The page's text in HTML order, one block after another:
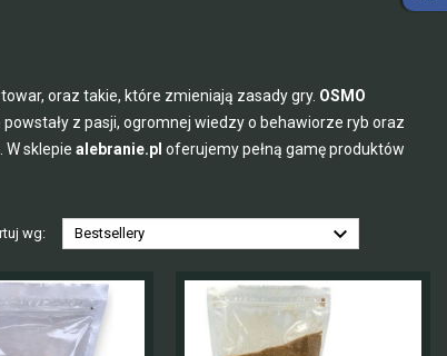
oraz takie, które zmieniają zasady gry. OSMO
z pasji, ogromnej wiedzy o behawiorze ryb oraz
sklepie alebranie.pl oferujemy pełną gamę produktów
wg: Bestsellery 